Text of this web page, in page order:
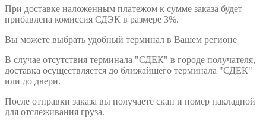
При доставке наложенным платежом к сумме заказа будет
прибавлена комиссия СДЭК в размере 3%.
Вы можете выбрать удобный терминал в Вашем регионе
В случае отсутствия терминала "СДЕК" в городе получателя,
доставка осуществляется до ближайшего терминала "СДЕК"
или до двери.
После отправки заказа вы получаете скан и номер накладной
для отслеживания груза.